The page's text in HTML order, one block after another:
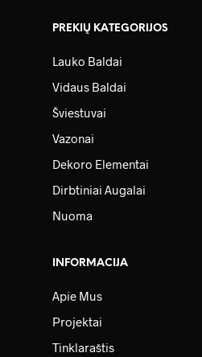
PREKIŲ KATEGORIJOS
Lauko Baldai
Vidaus Baldai
Šviestuvai
Vazonai
Dekoro Elementai
Dirbtiniai Augalai
Nuoma
INFORMACIJA
Apie Mus
Projektai
Tinklaraštis